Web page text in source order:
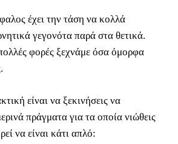
έχει την τάση να κολλά
γεγονότα παρά στα θετικά.
φορές ξεχνάμε όσα όμορφα
είναι να ξεκινήσεις να
πράγματα για τα οποία νιώθεις
να είναι κάτι απλό: